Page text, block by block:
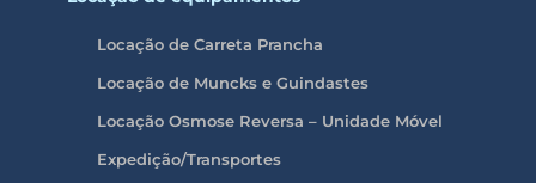
Locação de Carreta Prancha
Locação de Muncks e Guindastes
Locação Osmose Reversa – Unidade Móvel
Expedição/Transportes